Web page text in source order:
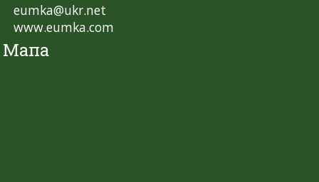
eumka@ukr.net
www.eumka.com
Мапа